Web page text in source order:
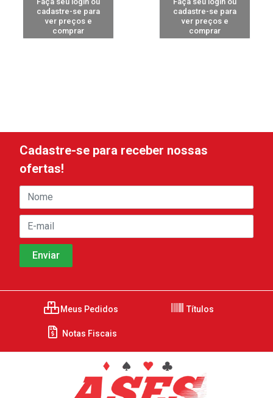
cadastre-se para
ver preços e
comprar
cadastre-se para
ver preços e
comprar
Cadastre-se para receber nossas
ofertas!
Meus Pedidos Títulos
Notas Fiscais